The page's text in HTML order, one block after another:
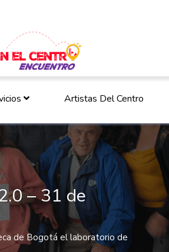
Artistas Del Centro
– 31 de
de Bogotá el laboratorio de